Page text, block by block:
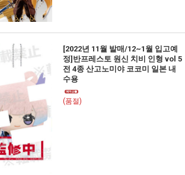
[2022년 11월 발매/12~1월 입고예
정]반프레스토 원신 치비 인형 vol 5
전 4종 산고노미야 코코미 일본 내
수용
(품절)